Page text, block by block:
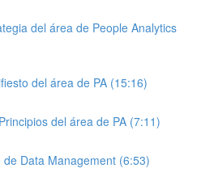
del área de People Analytics
del área de PA (15:16)
del área de PA (7:11)
Data Management (6:53)